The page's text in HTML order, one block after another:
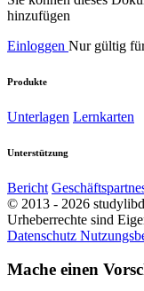
hinzufügen
Einloggen Nur gültig
Produkte
Unterlagen Lernkarten
Unterstützung
Bericht
© 2013 - 2026
Urheberrechte sind
Datenschutz
Mache einen